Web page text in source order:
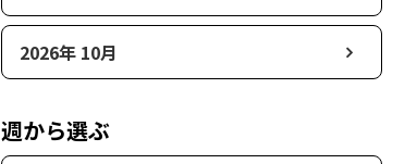
2026年 10月
週から選ぶ